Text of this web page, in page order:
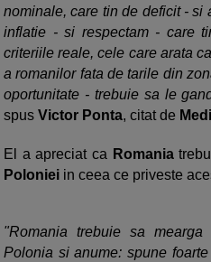
nominale, care tin de deficit - si
inflatie - si respectam - care
criteriile reale, cele care arata
a romanilor fata de tarile din
oportunitate - trebuie sa le
spus Victor Ponta, citat de
El a apreciat ca Romania
Poloniei in ceea ce priveste
"Romania trebuie sa
Polonia si anume: spune